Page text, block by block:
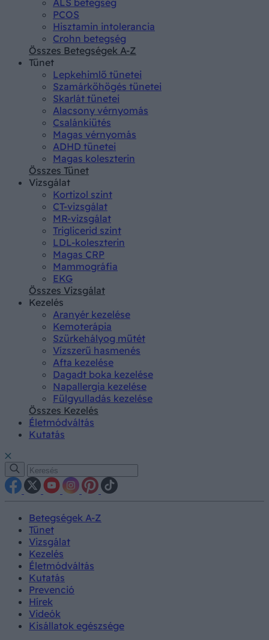
PCOS
Hisztamin intolerancia
Crohn betegség
Összes Betegségek A-Z
Tünet
Lepkehimlő tünetei
Szamárköhögés tünetei
Skarlát tünetei
Alacsony vérnyomás
Csalánkiütés
Magas vérnyomás
ADHD tünetei
Magas koleszterin
Összes Tünet
Vizsgálat
Kortizol szint
CT-vizsgálat
MR-vizsgálat
Triglicerid szint
LDL-koleszterin
Magas CRP
Mammográfia
EKG
Összes Vizsgálat
Kezelés
Aranyér kezelése
Kemoterápia
Szürkehályog műtét
Vízszerű hasmenés
Afta kezelése
Dagadt boka kezelése
Napallergia kezelése
Fülgyulladás kezelése
Összes Kezelés
Életmódváltás
Kutatás
Betegségek A-Z
Tünet
Vizsgálat
Kezelés
Életmódváltás
Kutatás
Prevenció
Hírek
Videók
Kisállatok egészsége